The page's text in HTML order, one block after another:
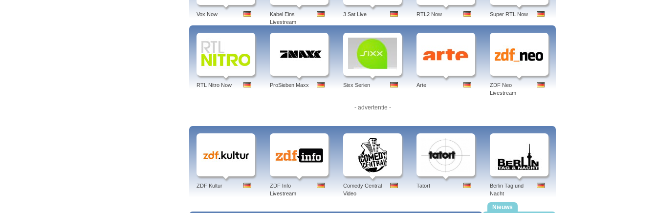
Vox Now
Kabel Eins
Livestream
3 Sat Live RTL2 Now Super RTL Now
RTL Nitro Now ProSieben Maxx Sixx Serien Arte
ZDF Neo
Livestream
- advertentie -
ZDF Kultur
ZDF Info
Livestream
Comedy Central
Video
Tatort
Berlin Tag und
Nacht
Nieuws